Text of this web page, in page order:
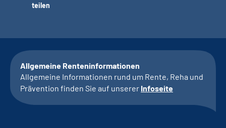
teilen
Allgemeine Renteninformationen
Allgemeine Informationen rund um Rente, Reha und
Prävention finden Sie auf unserer Infoseite